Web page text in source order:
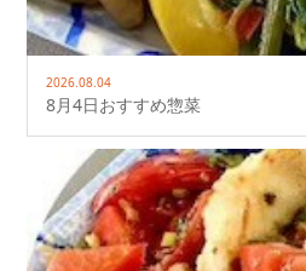
2026.08.04
8月4日おすすめ惣菜